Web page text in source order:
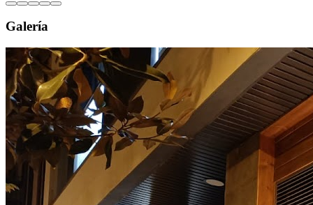
Galería